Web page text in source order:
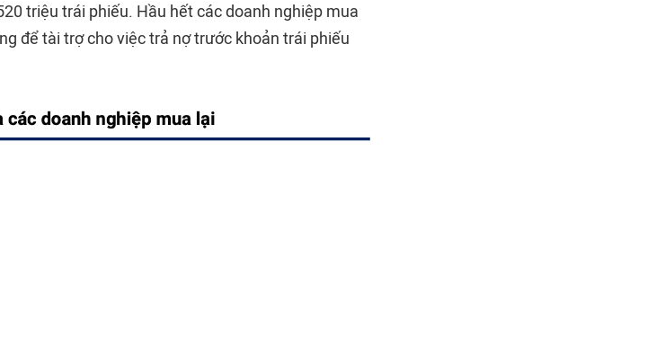
triệu trái phiếu. Hầu hết các doanh nghiệp mua
để tài trợ cho việc trả nợ trước khoản trái phiếu